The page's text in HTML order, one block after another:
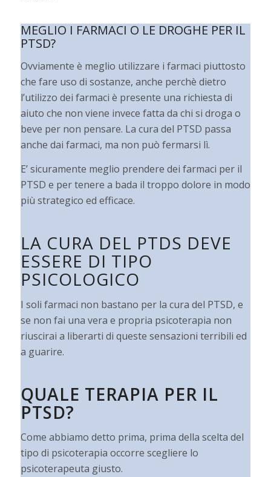
MEGLIO I FARMACI O LE DROGHE PER IL
PTSD?
Ovviamente è meglio utilizzare i farmaci piuttosto
che fare uso di sostanze, anche perchè dietro
l’utilizzo dei farmaci è presente una richiesta di
aiuto che non viene invece fatta da chi si droga o
beve per non pensare. La cura del PTSD passa
anche dai farmaci, ma non può fermarsi lì.
E’ sicuramente meglio prendere dei farmaci per il
PTSD e per tenere a bada il troppo dolore in modo
più strategico ed efficace.
LA CURA DEL PTDS DEVE
ESSERE DI TIPO
PSICOLOGICO
I soli farmaci non bastano per la cura del PTSD, e
se non fai una vera e propria psicoterapia non
riuscirai a liberarti di queste sensazioni terribili ed
a guarire.
QUALE TERAPIA PER IL
PTSD?
Come abbiamo detto prima, prima della scelta del
tipo di psicoterapia occorre scegliere lo
psicoterapeuta giusto.